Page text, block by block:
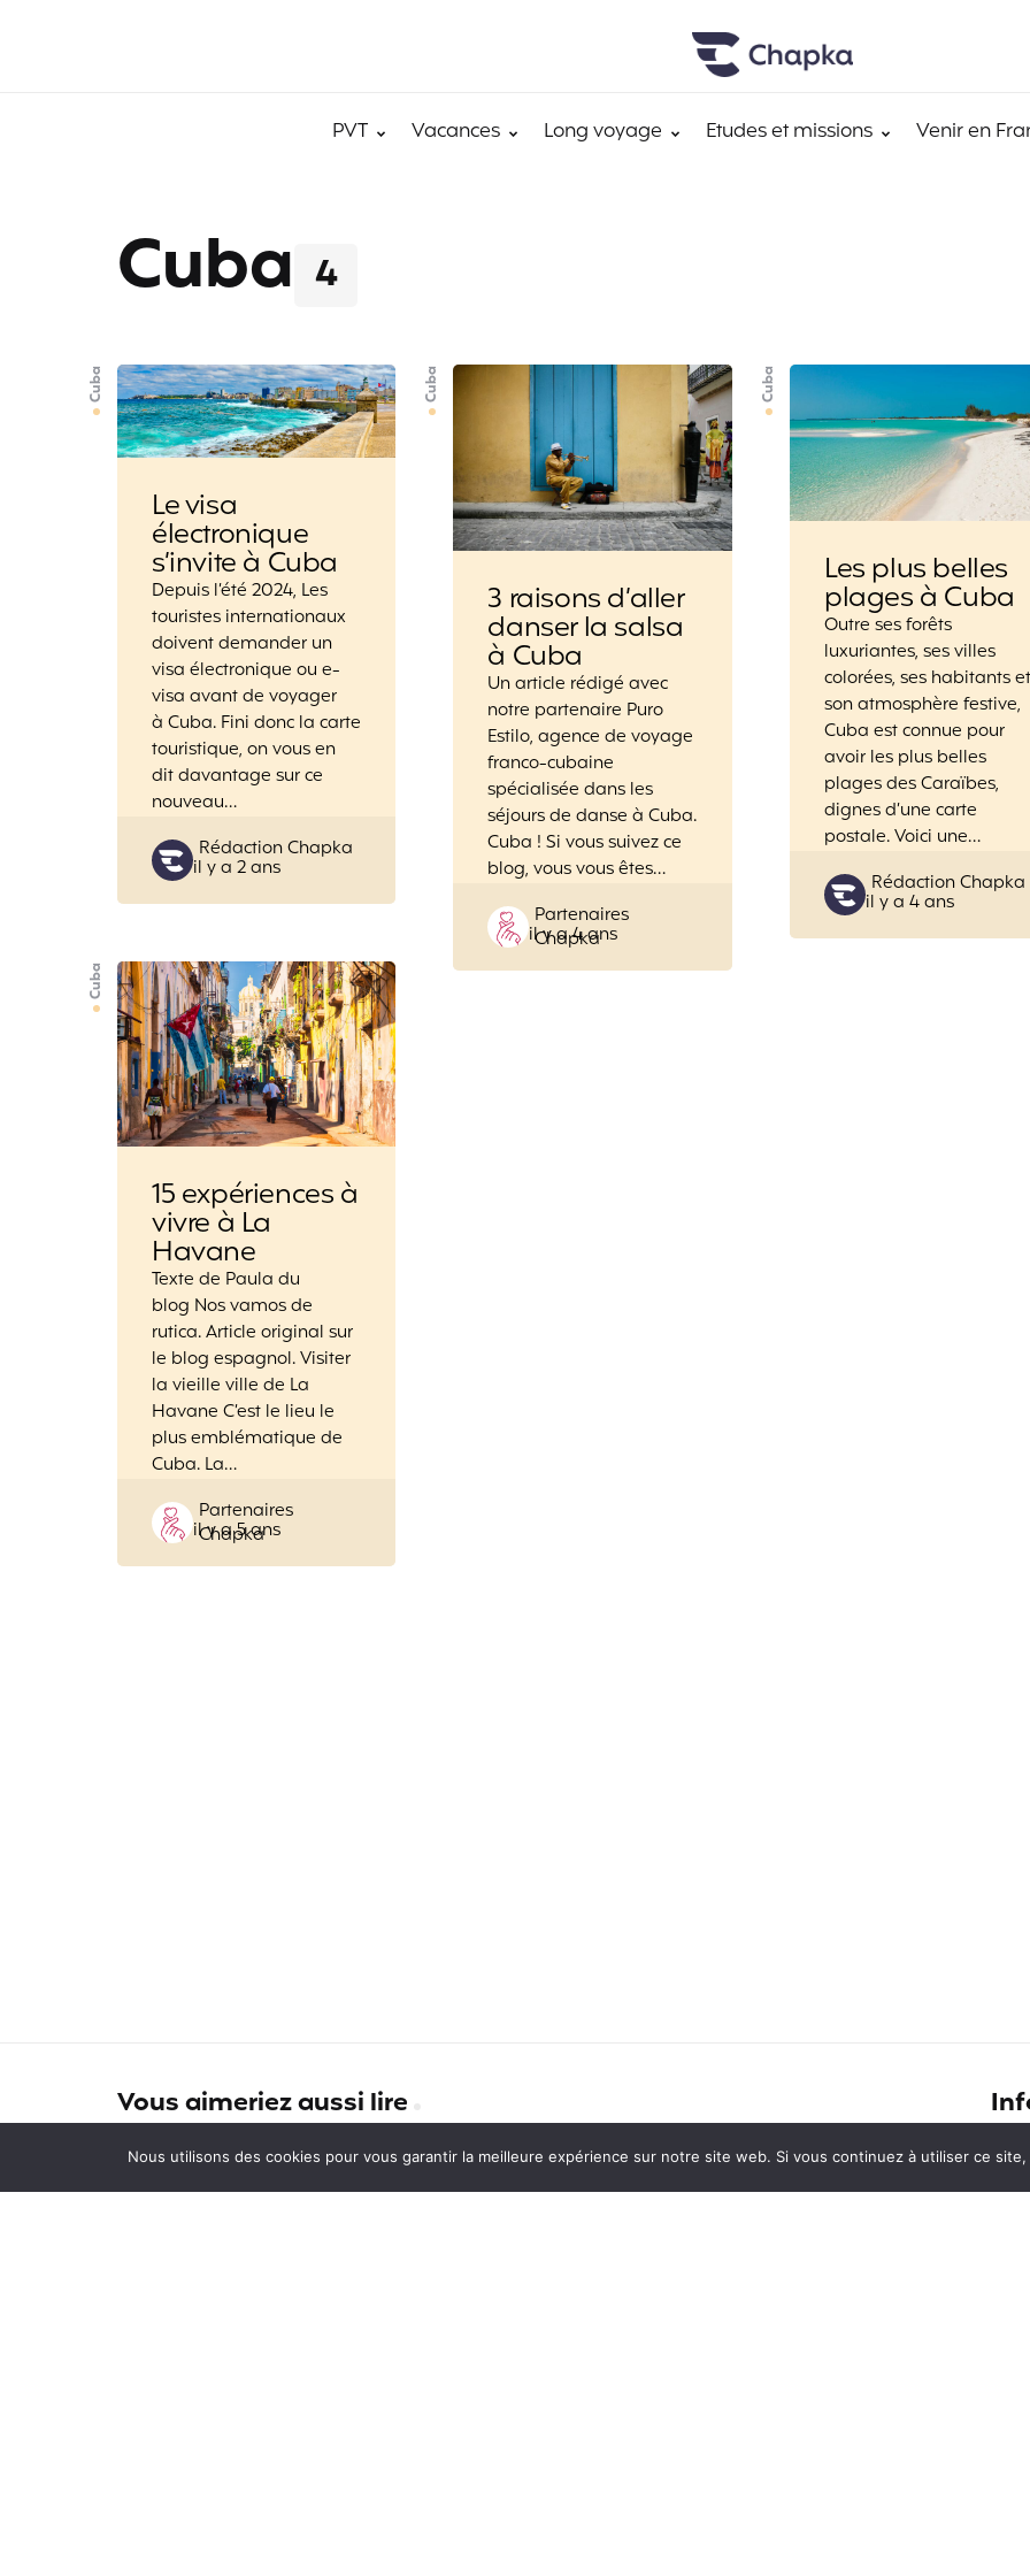
PVT Vacances Long voyage Etudes et missions Venir en
4
Cuba
Cuba
Le visa
électronique
s’invite à Cuba
Depuis l’été 2024, Les
touristes internationaux
doivent demander un
visa électronique ou e-
visa avant de voyager
à Cuba. Fini donc la carte
touristique, on vous en
dit davantage sur ce
nouveau…
Posted
by
Rédaction Chapka
il y a 2 ans
Cuba
3 raisons d’aller
danser la salsa
à Cuba
Un article rédigé avec
notre partenaire Puro
Estilo, agence de voyage
franco-cubaine
spécialisée dans les
séjours de danse à Cuba.
Cuba ! Si vous suivez ce
blog, vous vous êtes…
Posted
by
Partenaires
Chapka
il y a 4 ans
Cuba
Les plus belles
plages à Cuba
Outre ses forêts
luxuriantes, ses villes
colorées, ses habitants et
son atmosphère festive,
Cuba est connue pour
avoir les plus belles
plages des Caraïbes,
dignes d’une carte
postale. Voici une…
Posted
by
Rédaction Chapka
il y a 4 ans
Cuba
15 expériences à
vivre à La
Havane
Texte de Paula du
blog Nos vamos de
rutica. Article original sur
le blog espagnol. Visiter
la vieille ville de La
Havane C’est le lieu le
plus emblématique de
Cuba. La…
Posted
by
Partenaires
Chapka
il y a 5 ans
Vous aimeriez aussi lire
Les sports présents aux Jeux
Chapka pendant un voyage ?
Sur les traces du tigre en Inde, par
Nous utilisons des cookies pour vous garantir la meilleure expérience sur notre site web. Si vous continuez à utiliser ce